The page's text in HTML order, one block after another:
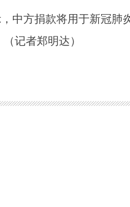
方捐款将用于新冠肺
记者郑明达）